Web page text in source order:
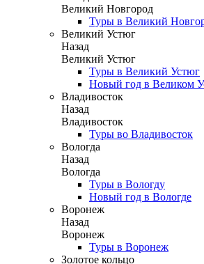
Великий Новгород
Туры в Великий
Великий Устюг
Назад
Великий Устюг
Туры в Великий Устюг
Новый год в Великом
Владивосток
Назад
Владивосток
Туры во Владивосток
Вологда
Назад
Вологда
Туры в Вологду
Новый год в Вологде
Воронеж
Назад
Воронеж
Туры в Воронеж
Золотое кольцо